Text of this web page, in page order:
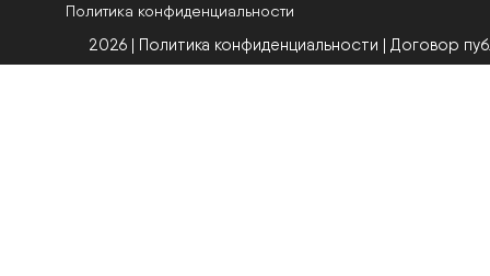
Политика конфиденциальности
2026 | Политика конфиденциальности | Договор